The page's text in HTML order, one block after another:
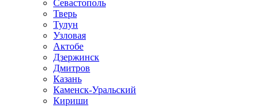
Севастополь
Тверь
Тулун
Узловая
Актобе
Дзержинск
Дмитров
Казань
Каменск-Уральский
Кириши